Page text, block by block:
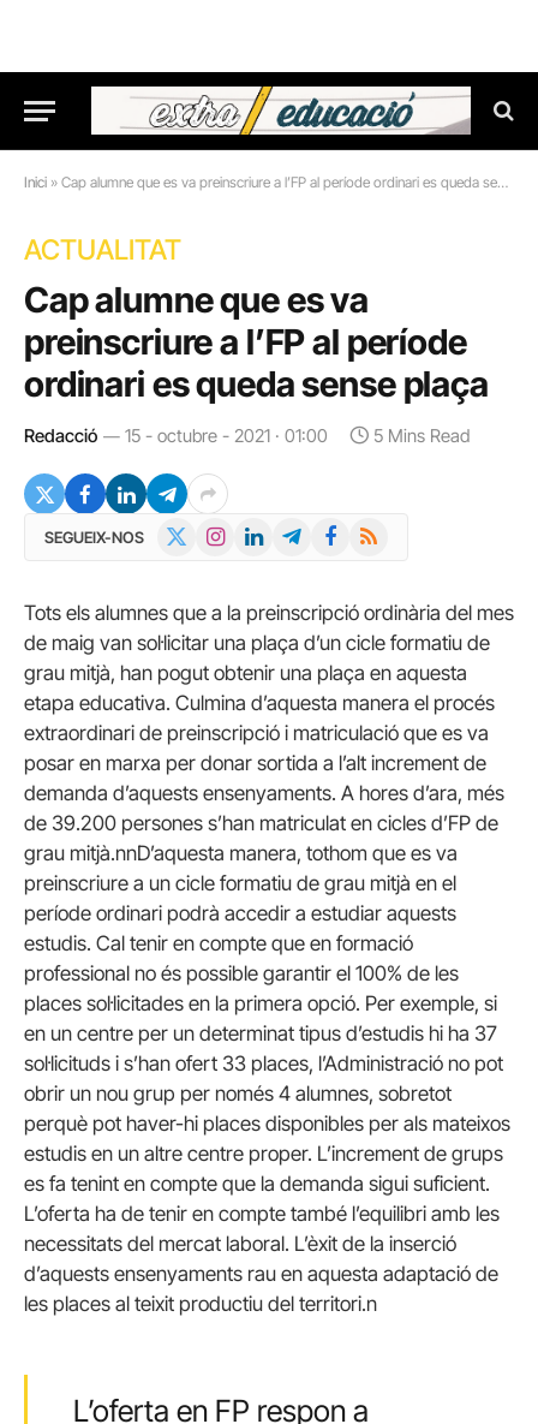
Inici » Cap alumne que es va preinscriure a l’FP al període ordinari es queda sense plaça
ACTUALITAT
Cap alumne que es va
preinscriure a l’FP al període
ordinari es queda sense plaça
Redacció 15 - octubre - 2021 · 01:00 5 Mins Read
SEGUEIX-NOS InstagramLinkedInTelegramFacebook
RSS
Tots els alumnes que a la preinscripció ordinària del mes
de maig van sol·licitar una plaça d’un cicle formatiu de
grau mitjà, han pogut obtenir una plaça en aquesta
etapa educativa. Culmina d’aquesta manera el procés
extraordinari de preinscripció i matriculació que es va
posar en marxa per donar sortida a l’alt increment de
demanda d’aquests ensenyaments. A hores d’ara, més
de 39.200 persones s’han matriculat en cicles d’FP de
grau mitjà.nnD’aquesta manera, tothom que es va
preinscriure a un cicle formatiu de grau mitjà en el
període ordinari podrà accedir a estudiar aquests
estudis. Cal tenir en compte que en formació
professional no és possible garantir el 100% de les
places sol·licitades en la primera opció. Per exemple, si
en un centre per un determinat tipus d’estudis hi ha 37
sol·licituds i s’han ofert 33 places, l’Administració no pot
obrir un nou grup per només 4 alumnes, sobretot
perquè pot haver-hi places disponibles per als mateixos
estudis en un altre centre proper. L’increment de grups
es fa tenint en compte que la demanda sigui suficient.
L’oferta ha de tenir en compte també l’equilibri amb les
necessitats del mercat laboral. L’èxit de la inserció
d’aquests ensenyaments rau en aquesta adaptació de
les places al teixit productiu del territori.n
L’oferta en FP respon a